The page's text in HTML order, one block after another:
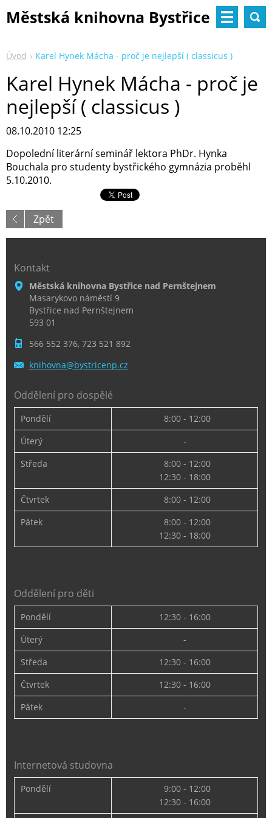
Městská knihovna Bystřice
Úvod Karel Hynek Mácha - proč je nejlepší ( classicus )
Karel Hynek Mácha - proč je
nejlepší ( classicus )
08.10.2010 12:25
Dopolední literární seminář lektora PhDr. Hynka
Bouchala pro studenty bystřického gymnázia proběhl
5.10.2010.
Zpět
Kontakt
Městská knihovna Bystřice nad Pernštejnem
Masarykovo náměstí 9
Bystřice nad Pernštejnem
593 01
566 552 376, 723 521 892
knihovna@bystricenp.cz
Oddělení pro dospělé
Pondělí
8:00 - 12:00
Úterý
-
Středa
8:00 - 12:00
12:30 - 18:00
Čtvrtek
8:00 - 12:00
Pátek
8:00 - 12:00
12:30 - 18:00
Oddělení pro děti
Pondělí
12:30 - 16:00
Úterý
-
Středa
12:30 - 16:00
Čtvrtek
12:30 - 16:00
Pátek
-
Internetová studovna
Pondělí
9:00 - 12:00
12:30 - 16:00